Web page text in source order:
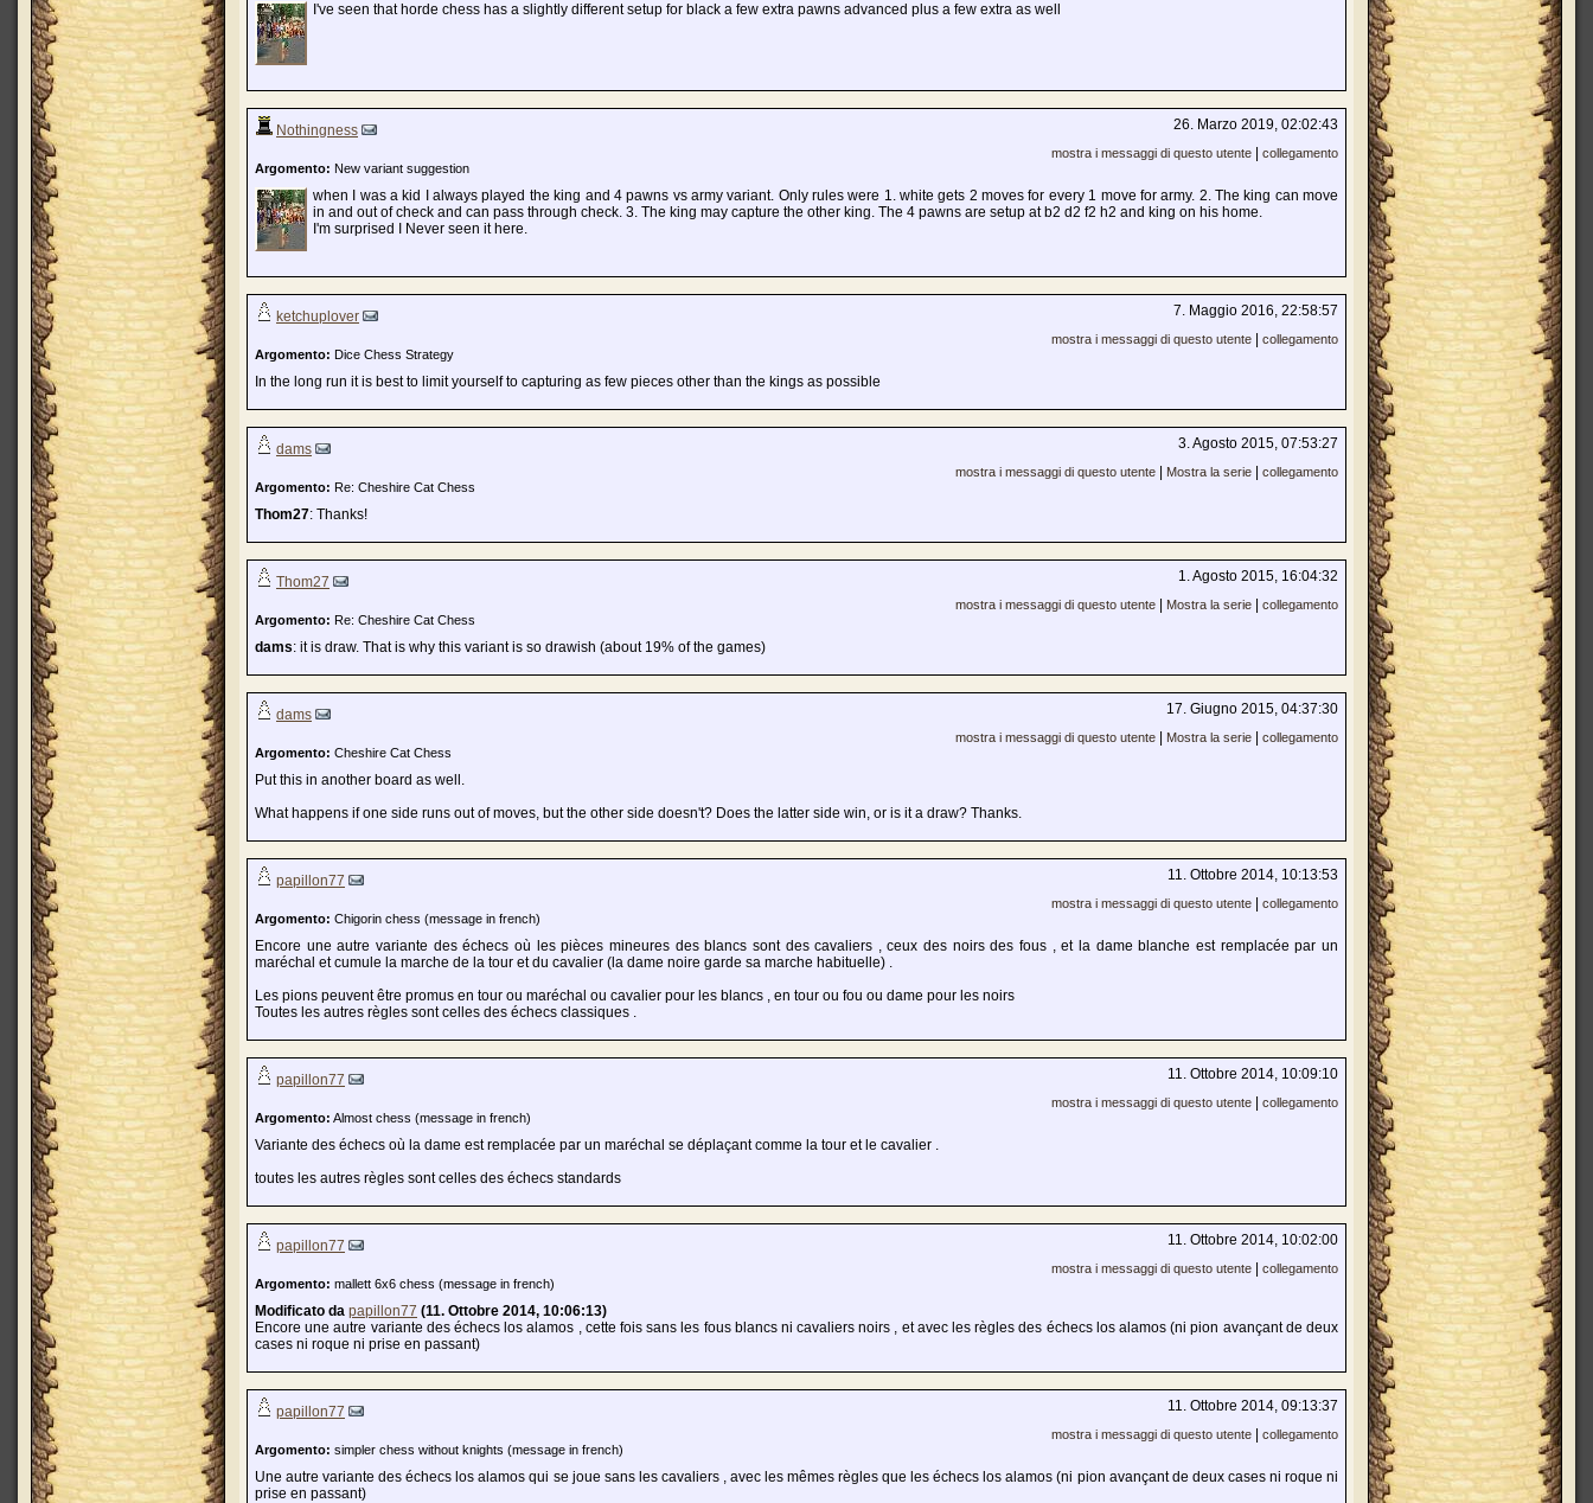
I've seen that horde chess has a slightly different setup for black a few extra pawns advanced plus a few extra as well
26. Marzo 2019, 02:02:43
Nothingness
mostra i messaggi di questo utente
collegamento
Argomento: New variant suggestion
when I was a kid I always played the king and 4 pawns vs army variant. Only rules were 1. white gets 2 moves for every 1 move for army. 2. The king can move
in and out of check and can pass through check. 3. The king may capture the other king. The 4 pawns are setup at b2 d2 f2 h2 and king on his home.
I'm surprised I Never seen it here.
7. Maggio 2016, 22:58:57
ketchuplover
mostra i messaggi di questo utente
collegamento
Argomento: Dice Chess Strategy
In the long run it is best to limit yourself to capturing as few pieces other than the kings as possible
3. Agosto 2015, 07:53:27
dams
mostra i messaggi di questo utente Mostra la serie
collegamento
Argomento: Re: Cheshire Cat Chess
Thom27: Thanks!
1. Agosto 2015, 16:04:32
Thom27
mostra i messaggi di questo utente Mostra la serie
collegamento
Argomento: Re: Cheshire Cat Chess
dams: it is draw. That is why this variant is so drawish (about 19% of the games)
17. Giugno 2015, 04:37:30
dams
mostra i messaggi di questo utente Mostra la serie
collegamento
Argomento: Cheshire Cat Chess
Put this in another board as well.
What happens if one side runs out of moves, but the other side doesn't? Does the latter side win, or is it a draw? Thanks.
11. Ottobre 2014, 10:13:53
papillon77
mostra i messaggi di questo utente
collegamento
Argomento: Chigorin chess (message in french)
Encore une autre variante des échecs où les pièces mineures des blancs sont des cavaliers , ceux des noirs des fous , et la dame blanche est remplacée par un
maréchal et cumule la marche de la tour et du cavalier (la dame noire garde sa marche habituelle) .
Les pions peuvent être promus en tour ou maréchal ou cavalier pour les blancs , en tour ou fou ou dame pour les noirs
Toutes les autres règles sont celles des échecs classiques .
11. Ottobre 2014, 10:09:10
papillon77
mostra i messaggi di questo utente
collegamento
Argomento: Almost chess (message in french)
Variante des échecs où la dame est remplacée par un maréchal se déplaçant comme la tour et le cavalier .
toutes les autres règles sont celles des échecs standards
11. Ottobre 2014, 10:02:00
papillon77
mostra i messaggi di questo utente
collegamento
Argomento: mallett 6x6 chess (message in french)
Modificato da papillon77 (11. Ottobre 2014, 10:06:13)
Encore une autre variante des échecs los alamos , cette fois sans les fous blancs ni cavaliers noirs , et avec les règles des échecs los alamos (ni pion avançant de deux
cases ni roque ni prise en passant)
11. Ottobre 2014, 09:13:37
papillon77
mostra i messaggi di questo utente
collegamento
Argomento: simpler chess without knights (message in french)
Une autre variante des échecs los alamos qui se joue sans les cavaliers , avec les mêmes règles que les échecs los alamos (ni pion avançant de deux cases ni roque ni
prise en passant)